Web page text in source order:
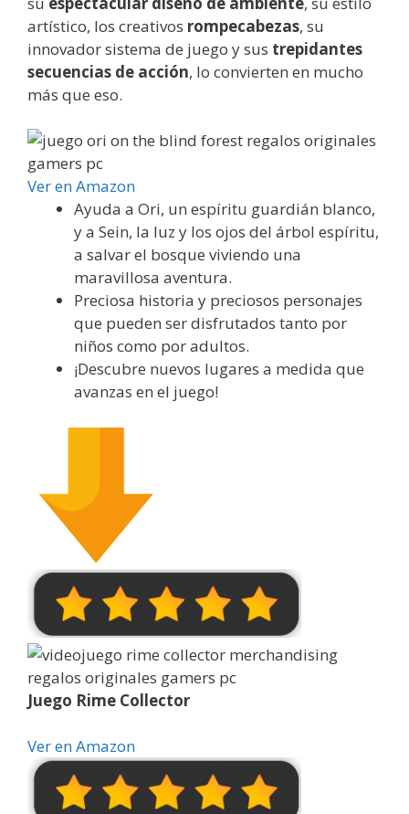
artístico, los creativos rompecabezas, su
innovador sistema de juego y sus trepidantes
secuencias de acción, lo convierten en mucho
más que eso.
Ver en Amazon
Ayuda a Ori, un espíritu guardián blanco,
y a Sein, la luz y los ojos del árbol espíritu,
a salvar el bosque viviendo una
maravillosa aventura.
Preciosa historia y preciosos personajes
que pueden ser disfrutados tanto por
niños como por adultos.
¡Descubre nuevos lugares a medida que
avanzas en el juego!
Juego Rime Collector
Ver en Amazon